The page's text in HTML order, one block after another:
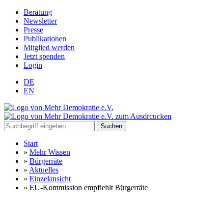
Beratung
Newsletter
Presse
Publikationen
Mitglied werden
Jetzt spenden
Login
DE
EN
Suchen
Start
» Mehr Wissen
» Bürgerräte
» Aktuelles
» Einzelansicht
» EU-Kommission empfiehlt Bürgerräte